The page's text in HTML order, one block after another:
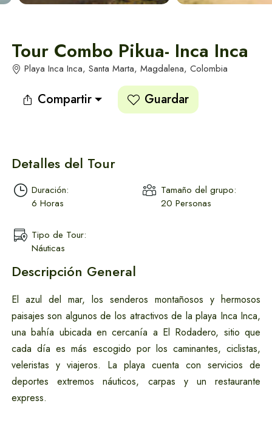
en Santa Marta
Apartamentos en
Santa Marta
Tour Combo Pikua- Inca Inca
Playa Inca Inca, Santa Marta, Magdalena, Colombia
Compartir Guardar
Detalles del Tour
Duración:
6 Horas
Tamaño del grupo:
20 Personas
Tipo de Tour:
Náuticas
Descripción General
El azul del mar, los senderos montañosos y hermosos
paisajes son algunos de los atractivos de laplaya Inca Inca,
una bahía ubicada en cercanía a El Rodadero, sitio que
cada día es más escogido por los caminantes, ciclistas,
veleristas y viajeros.
La playa cuenta con servicios de
deportes extremosnáuticos, carpas y un restaurante
express.